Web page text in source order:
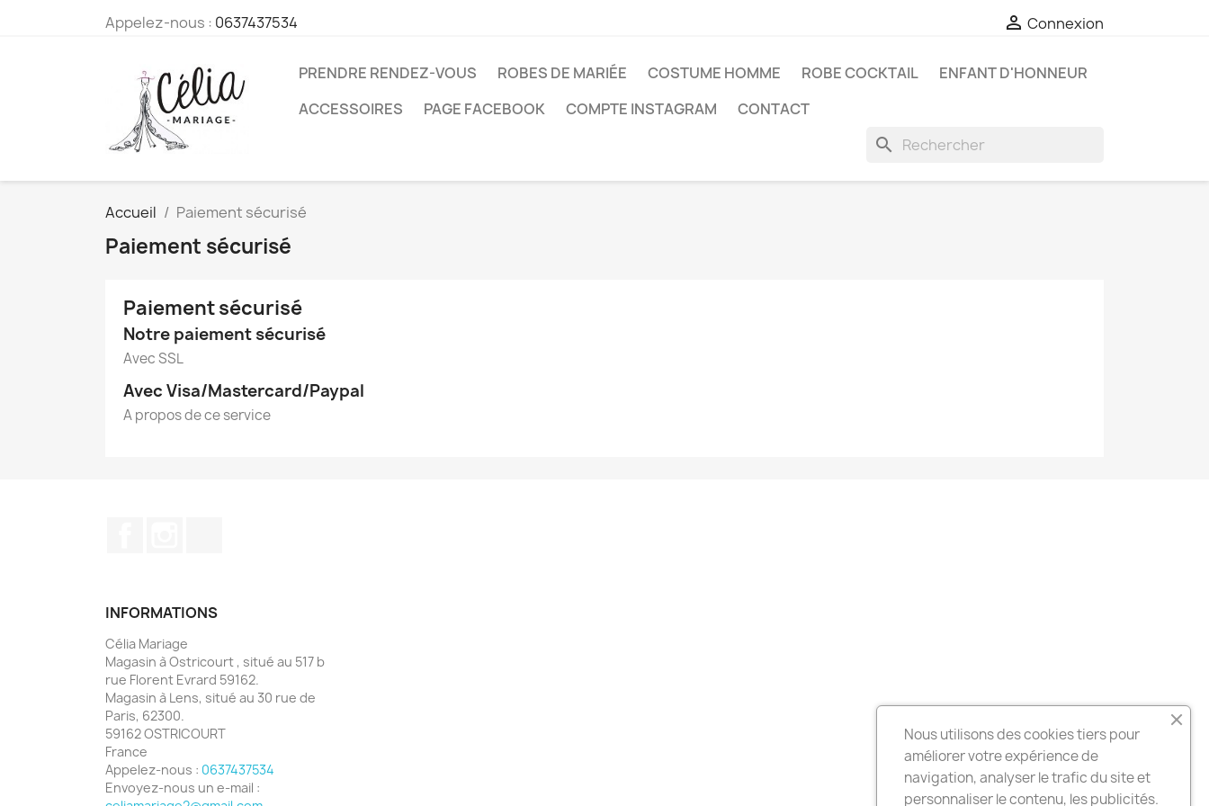
Appelez-nous : 0637437534  Connexion
PRENDRE RENDEZ-VOUS ROBES DE MARIÉE COSTUME HOMME ROBE COCKTAIL
ENFANT D'HONNEUR
ACCESSOIRES
PAGE FACEBOOK COMPTE INSTAGRAM CONTACT
search
Accueil Paiement sécurisé
Paiement sécurisé
Paiement sécurisé
Notre paiement sécurisé
Avec SSL
Avec Visa/Mastercard/Paypal
A propos de ce service
INFORMATIONS
Célia Mariage
Magasin à Ostricourt , situé au 517 b
rue Florent Evrard 59162.
Magasin à Lens, situé au 30 rue de
Paris, 62300.
59162 OSTRICOURT
France
Appelez-nous : 0637437534
Envoyez-nous un e-mail :
Nous utilisons des cookies tiers pour
améliorer votre expérience de
navigation, analyser le trafic du site et
personnaliser le contenu, les publicités.